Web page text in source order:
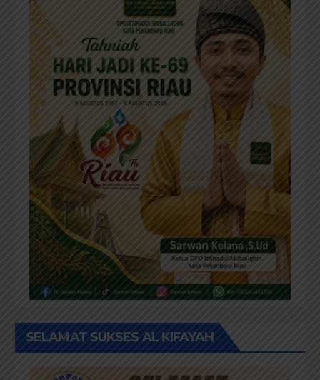
SELAMAT SUKSES AL KIFAYAH